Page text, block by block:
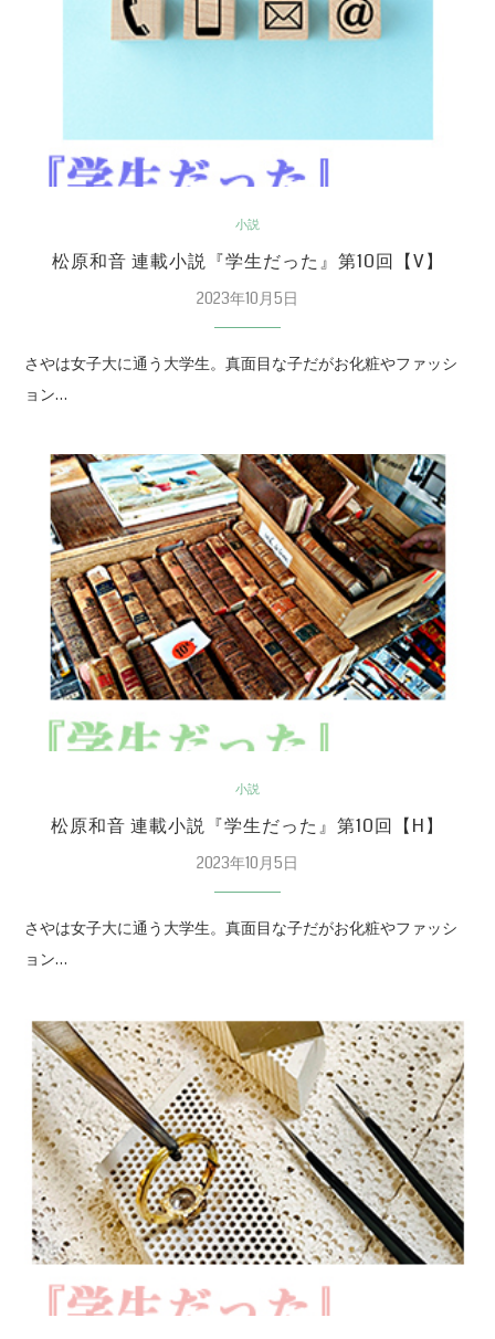
小説
松原和音 連載小説『学生だった』第10回【V】
2023年10月5日
さやは女子大に通う大学生。真面目な子だがお化粧やファッシ
ョン…
小説
松原和音 連載小説『学生だった』第10回【H】
2023年10月5日
さやは女子大に通う大学生。真面目な子だがお化粧やファッシ
ョン…